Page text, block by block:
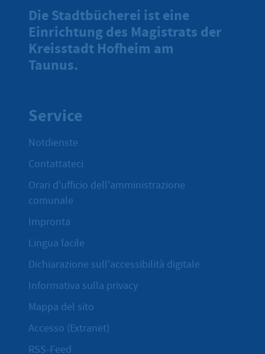
Die Stadtbücherei ist eine
Einrichtung des Magistrats der
Kreisstadt Hofheim am
Taunus.
Service
Notdienste
Contattateci
Orari d'ufficio dell'amministrazione
comunale
Impronta
Lingua facile
Dichiarazione sull'accessibilità digitale
Informativa sulla privacy
Mappa del sito
Accesso (Extranet)
RSS-Feed